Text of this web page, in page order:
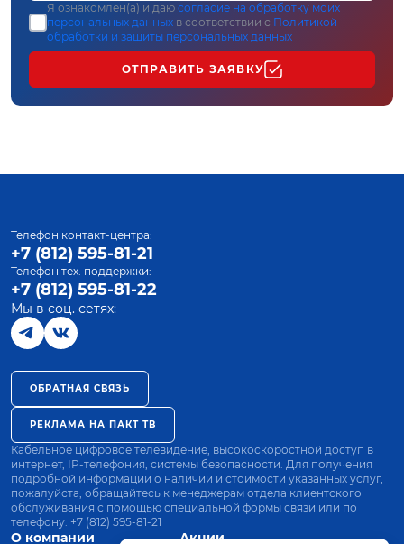
Я ознакомлен(а) и даю согласие на обработку моих
персональных данных в соответствии с Политикой
обработки и защиты персональных данных
ОТПРАВИТЬ ЗАЯВКУ
О компании Акции
Телефон контакт-центра:
+7 (812) 595-81-21
Телефон тех. поддержки:
+7 (812) 595-81-22
Мы в соц. сетях:
ОБРАТНАЯ СВЯЗЬ
РЕКЛАМА НА ПАКТ ТВ
Кабельное цифровое телевидение, высокоскоростной доступ в
интернет, IP-телефония, системы безопасности. Для получения
подробной информации о наличии и стоимости указанных услуг,
пожалуйста, обращайтесь к менеджерам отдела клиентского
обслуживания с помощью специальной формы связи или по
телефону: +7 (812) 595-81-21